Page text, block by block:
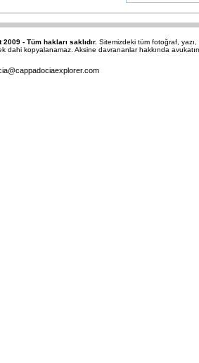
- Tüm hakları saklıdır. Sitemizdeki tüm fotoğraf,
dahi kopyalanamaz. Aksine davrananlar hakkında